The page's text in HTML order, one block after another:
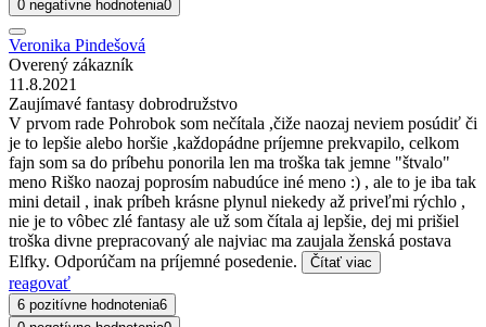
0 negatívne hodnotenia0
Veronika Pindešová
Overený zákazník
11.8.2021
Zaujímavé fantasy dobrodružstvo
V prvom rade Pohrobok som nečítala ,čiže naozaj neviem posúdiť či
je to lepšie alebo horšie ,každopádne príjemne prekvapilo, celkom
fajn som sa do príbehu ponorila len ma troška tak jemne "štvalo"
meno Riško naozaj poprosím nabudúce iné meno :) , ale to je iba tak
mini detail , inak príbeh krásne plynul niekedy až priveľmi rýchlo ,
nie je to vôbec zlé fantasy ale už som čítala aj lepšie, dej mi prišiel
troška divne prepracovaný ale najviac ma zaujala ženská postava
Elfky. Odporúčam na príjemné posedenie.
Čítať viac
reagovať
6 pozitívne hodnotenia6